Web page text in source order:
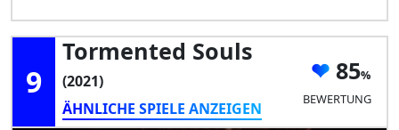
9
Tormented Souls
(2021)
ÄHNLICHE SPIELE ANZEIGEN
85
BEWERTUNG